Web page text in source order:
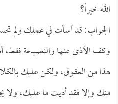
الله خيراً؟
الجواب: قد أسأت في عملك ولم
وكف الأذى عنها والنصيحة فقط،
هذا من العقوق، ولكن عليك
منك وإلا فقد أديت ما عليك، ولا